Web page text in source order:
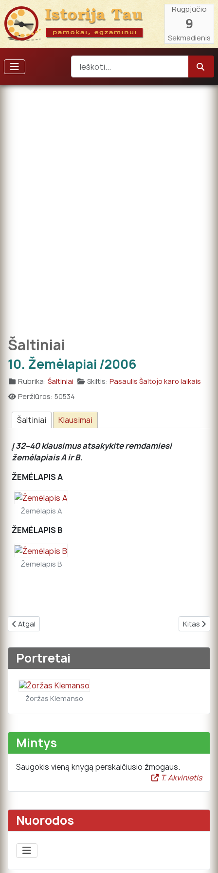
Rugpjūčio
9
Sekmadienis
Šaltiniai
10. Žemėlapiai /2006
Rubrika: Šaltiniai Skiltis: Pasaulis Šaltojo karo laikais
Peržiūros: 50534
Šaltiniai Klausimai
Į 32–40 klausimus atsakykite remdamiesi
žemėlapiais A ir B.
ŽEMĖLAPIS A
Žemėlapis A
ŽEMĖLAPIS B
Žemėlapis B
Ankstesnis straipsnis: 09. Tekstai, karikatūros /2004
Atgal Kitas
Kitas
Portretai
Žoržas Klemanso
Mintys
Saugokis vieną knygą perskaičiusio žmogaus.
T. Akvinietis
Nuorodos